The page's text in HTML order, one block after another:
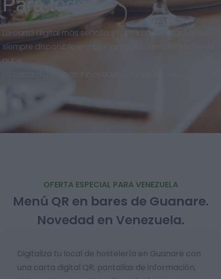
Para todos
La carta digital más sencilla y rápida de utilizar. Menú
siempre disponible en nuestra plataforma segura en la
nube.
La carta digital más innovadora de Venezuela.
OFERTA ESPECIAL PARA VENEZUELA
Menú QR en bares de Guanare.
Novedad en Venezuela.
Digitaliza tu local de hostelería en Guanare con
una carta digital QR, pantallas de información,